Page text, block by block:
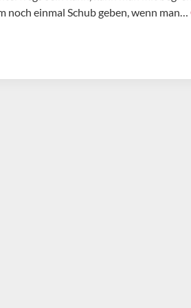
noch einmal Schub geben, wenn man…